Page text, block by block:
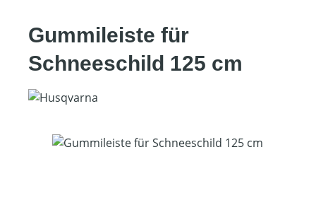
Gummileiste für
Schneeschild 125 cm
Bildergalerie überspringen